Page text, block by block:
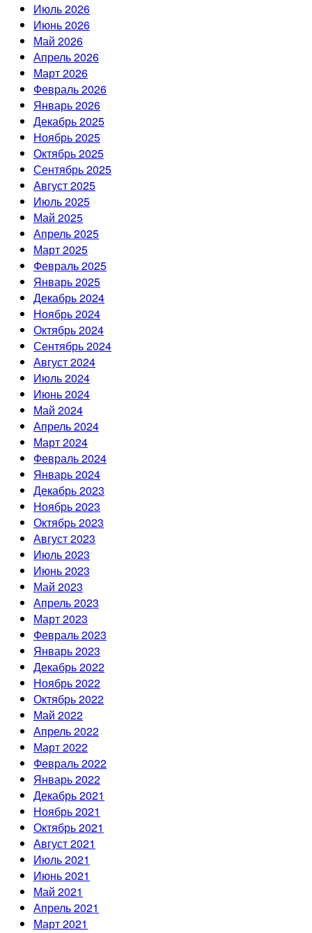
Июль 2026
Июнь 2026
Май 2026
Апрель 2026
Март 2026
Февраль 2026
Январь 2026
Декабрь 2025
Ноябрь 2025
Октябрь 2025
Сентябрь 2025
Август 2025
Июль 2025
Май 2025
Апрель 2025
Март 2025
Февраль 2025
Январь 2025
Декабрь 2024
Ноябрь 2024
Октябрь 2024
Сентябрь 2024
Август 2024
Июль 2024
Июнь 2024
Май 2024
Апрель 2024
Март 2024
Февраль 2024
Январь 2024
Декабрь 2023
Ноябрь 2023
Октябрь 2023
Август 2023
Июль 2023
Июнь 2023
Май 2023
Апрель 2023
Март 2023
Февраль 2023
Январь 2023
Декабрь 2022
Ноябрь 2022
Октябрь 2022
Май 2022
Апрель 2022
Март 2022
Февраль 2022
Январь 2022
Декабрь 2021
Ноябрь 2021
Октябрь 2021
Август 2021
Июль 2021
Июнь 2021
Май 2021
Апрель 2021
Март 2021